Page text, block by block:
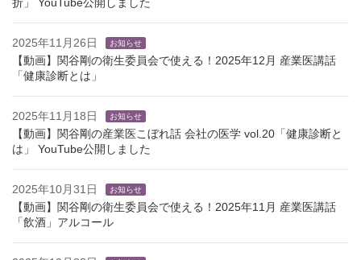
2025年11月26日 お知らせ
【動画】関谷剛の衛生委員会で使える！2025年12月 産業医講話
「健康診断とは」
2025年11月18日 お知らせ
【動画】関谷剛の産業医こぼれ話 会社の医学 vol.20「健康診断と
は」 YouTube公開しました
2025年10月31日 お知らせ
【動画】関谷剛の衛生委員会で使える！2025年11月 産業医講話
「飲酒」アルコール